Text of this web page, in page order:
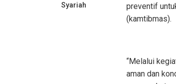
Syariah
preventif
(kamtibmas).
“Melalui
aman dan